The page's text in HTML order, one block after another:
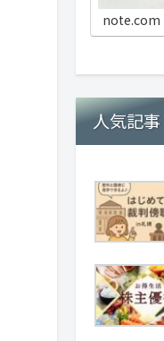
note.com
人気記事